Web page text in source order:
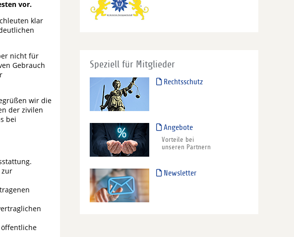
vor.
klar
nicht für
Gebrauch
wir die
der zivilen
bei
zur
Speziell für Mitglieder
Rechtsschutz
Angebote
Vorteile bei
unseren Partnern
Newsletter